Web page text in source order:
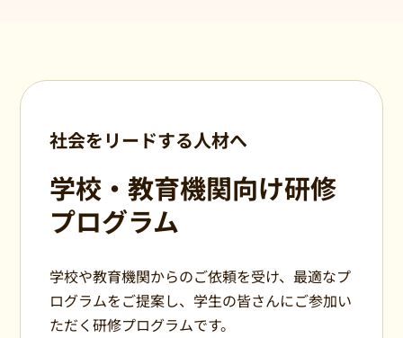
社会をリードする人材へ
学校・教育機関向け研修
プログラム
学校や教育機関からのご依頼を受け、最適なプ
ログラムをご提案し、学生の皆さんにご参加い
ただく研修プログラムです。